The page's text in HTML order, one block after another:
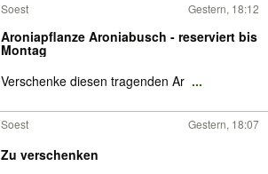
Soest Gestern, 18:12
Aroniapflanze Aroniabusch - reserviert bis
Montag
Verschenke diesen tragenden Ar ...
Soest Gestern, 18:07
Zu verschenken